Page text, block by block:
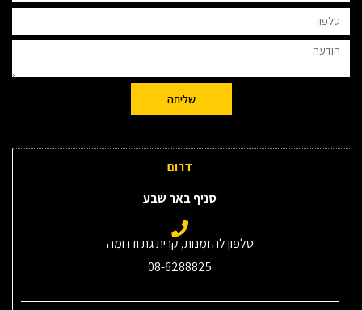
שליחה
דרום
סניף באר שבע
טלפון להזמנות, קרית גת ודרומה
08-6288825